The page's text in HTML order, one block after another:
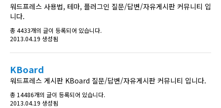
워드프레스 사용법, 테마, 플러그인 질문/답변/자유게시판 커뮤니티 입
니다.
총 4433개의 글이 등록되어 있습니다.
2013.04.19 생성됨
KBoard
워드프레스 게시판 KBoard 질문/답변/자유게시판 커뮤니티 입니다.
총 14486개의 글이 등록되어 있습니다.
2013.04.19 생성됨